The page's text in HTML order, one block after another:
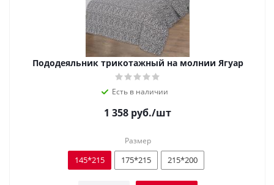
Пододеяльник трикотажный на молнии Ягуар
Есть в наличии
1 358 руб./шт
Размер
145*215 175*215 215*200